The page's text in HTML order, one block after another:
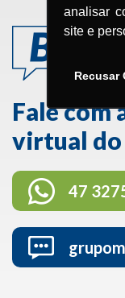
analisar
site e
Recusar
Fale com
virtual
47